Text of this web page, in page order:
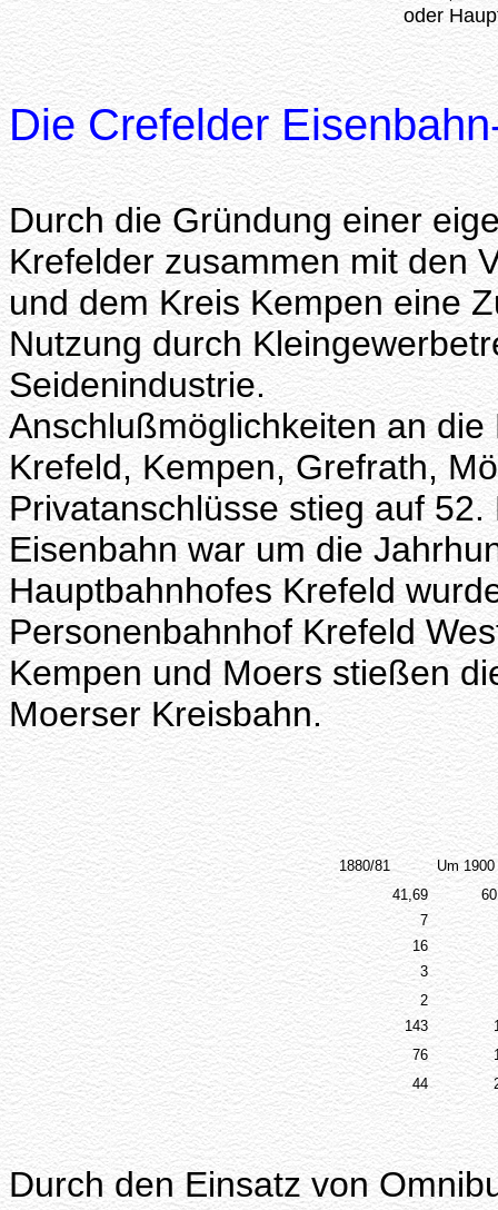
oder
Die Crefelder
Durch die Gründung einer
Krefelder zusammen mit den
und dem Kreis Kempen eine
Nutzung durch
Seidenindustrie.
Anschlußmöglichkeiten an
Krefeld, Kempen, Grefrath,
Privatanschlüsse stieg auf
Eisenbahn war um die
Hauptbahnhofes Krefeld
Personenbahnhof Krefeld
Kempen und Moers stießen
Moerser Kreisbahn.
1880/81
Um 1900
41,69
7
16
3
2
143
76
44
Durch den Einsatz von